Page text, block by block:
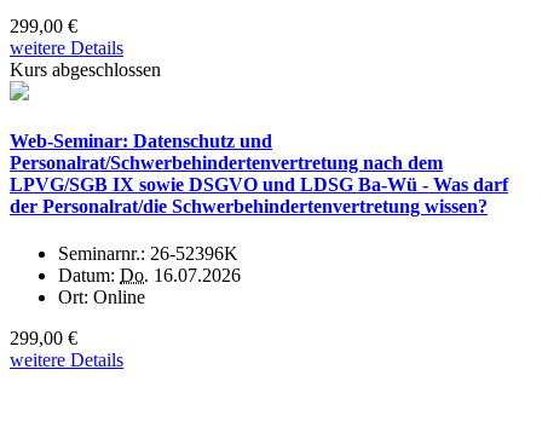
299,00 €
weitere Details
Kurs abgeschlossen
Web-Seminar: Datenschutz und
Personalrat/Schwerbehindertenvertretung nach dem
LPVG/SGB IX sowie DSGVO und LDSG Ba-Wü - Was darf
der Personalrat/die Schwerbehindertenvertretung wissen?
Seminarnr.: 26-52396K
Datum: Do. 16.07.2026
Ort: Online
299,00 €
weitere Details